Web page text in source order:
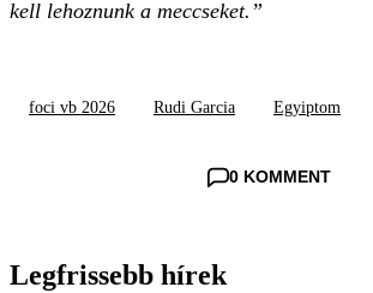
kell lehoznunk a meccseket.”
foci vb 2026 Rudi Garcia Egyiptom
0 KOMMENT
Legfrissebb hírek